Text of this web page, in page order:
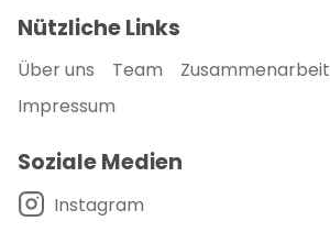
Nützliche Links
Über uns Team Zusammenarbeit
Impressum
Soziale Medien
Instagram